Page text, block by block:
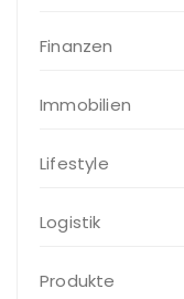
Finanzen
Immobilien
Lifestyle
Logistik
Produkte